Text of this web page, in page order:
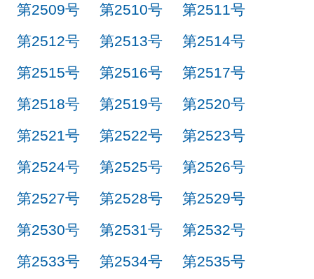
第2509号
第2510号
第2511号
第2512号
第2513号
第2514号
第2515号
第2516号
第2517号
第2518号
第2519号
第2520号
第2521号
第2522号
第2523号
第2524号
第2525号
第2526号
第2527号
第2528号
第2529号
第2530号
第2531号
第2532号
第2533号
第2534号
第2535号